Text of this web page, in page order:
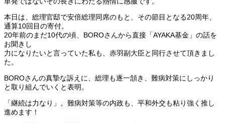
本日は、総理官邸で安倍総理同席のもと、その節目となる20周年、
通算10回目の寄付。
20年前のまだ10代の頃、BOROさんから直接「AYAKA基金」の話を
お聞きし
力になりたいと言っていた私も、赤羽副大臣と同行させて頂きまし
た。
BOROさんの真摯な訴えに、総理も逐一頷き、難病対策にしっかり
と取り組んでいくと表明。
「継続は力なり」。難病対策等の内政も、平和外交も粘り強く推し
進めます！